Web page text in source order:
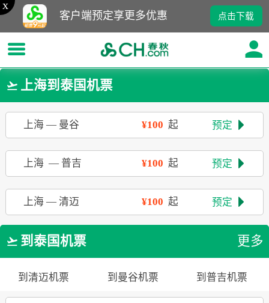
点击下载
客户端预定享更多优惠
x
 上海到泰国机票
上海 — 曼谷 ¥100起 预定 
上海 — 普吉 ¥100起 预定 
上海 — 清迈 ¥100起 预定 
 到泰国机票 更多
到清迈机票 到曼谷机票 到普吉机票